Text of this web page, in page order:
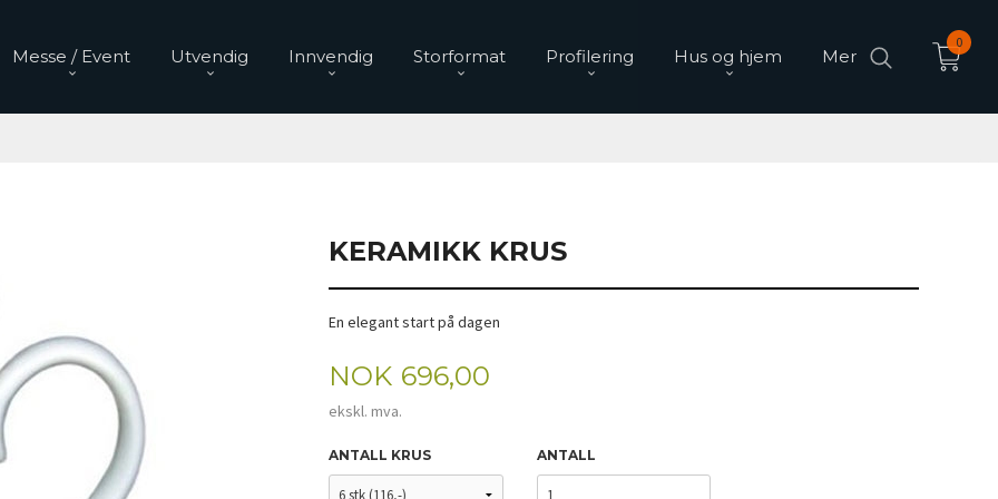
Messe / Event Utvendig Innvendig Storformat Profilering Hus og hjem Mer
0
KERAMIKK KRUS
En elegant start på dagen
Pris
NOK 696,00
ekskl. mva.
ANTALL KRUS ANTALL